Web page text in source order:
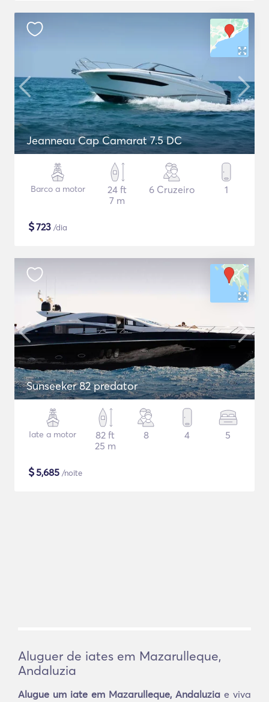
Jeanneau Cap Camarat 7.5 DC
Barco a motor
24 ft
7 m
6 Cruzeiro 1
$723 /dia
Sunseeker 82 predator
Iate a motor
82 ft
25 m
8 4 5
$5,685 /noite
Aluguer de iates em Mazarulleque,
Andaluzia
Alugue um iate em Mazarulleque, Andaluzia e viva